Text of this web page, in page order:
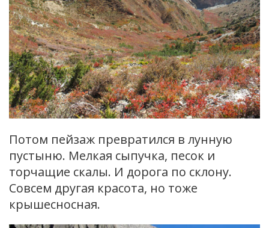
Потом пейзаж превратился в лунную
пустыню. Мелкая сыпучка, песок и
торчащие скалы. И дорога по склону.
Совсем другая красота, но тоже
крышесносная.